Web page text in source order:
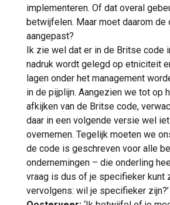
implementeren. Of dat overal
betwijfelen. Maar moet daarom de
aangepast?
Ik zie wel dat er in de Britse code
nadruk wordt gelegd op etniciteit
lagen onder het management
in de pijplijn. Aangezien we tot op
afkijken van de Britse code,
daar in een volgende versie wel
overnemen. Tegelijk moeten we
de code is geschreven voor alle
ondernemingen – die onderling
vraag is dus of je specifieker kunt
vervolgens: wil je specifieker zijn?’